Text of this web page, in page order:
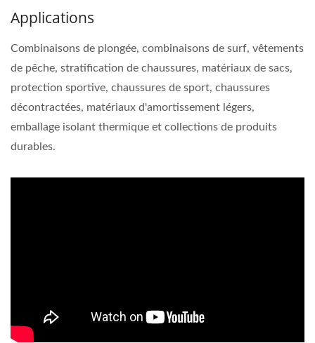
Applications
Combinaisons de plongée, combinaisons de surf, vêtements
de pêche, stratification de chaussures, matériaux de sacs,
protection sportive, chaussures de sport, chaussures
décontractées, matériaux d'amortissement légers,
emballage isolant thermique et collections de produits
durables.